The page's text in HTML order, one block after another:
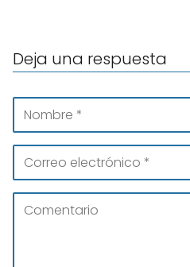
Deja una respuesta